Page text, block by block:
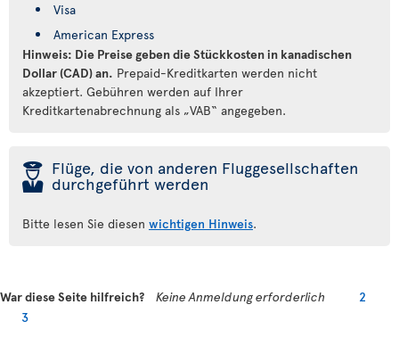
Visa
American Express
Hinweis: Die Preise geben die Stückkosten in kanadischen
Dollar (CAD) an. Prepaid-Kreditkarten werden nicht
akzeptiert. Gebühren werden auf Ihrer
Kreditkartenabrechnung als „VAB“ angegeben.
þ Flüge, die von anderen Fluggesellschaften
durchgeführt werden
Bitte lesen Sie diesen wichtigen Hinweis.
War diese Seite hilfreich? Keine Anmeldung erforderlich
2
3